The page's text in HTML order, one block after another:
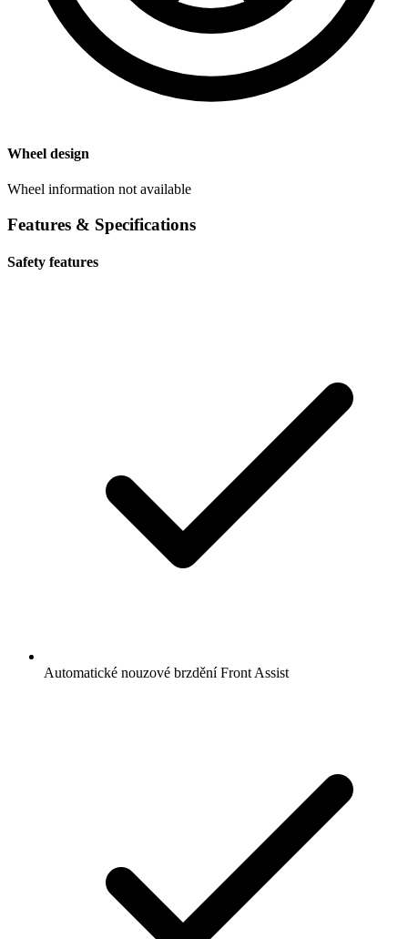
Wheel design
Wheel information not available
Features & Specifications
Safety features
Automatické nouzové brzdění Front Assist